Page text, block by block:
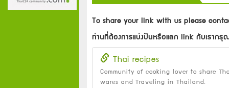
To share your link with us please
ท่านที่ต้องการแบ่งปันหรือแลก link กับเราก
Thai recipes
Community of cooking lover to share
wares and Traveling in Thailand.